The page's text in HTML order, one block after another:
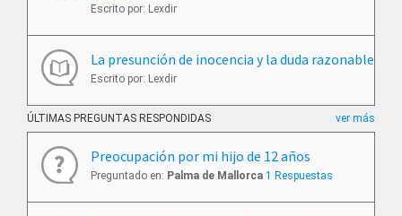
Escrito por: Lexdir
La presunción de inocencia y la duda razonable
Escrito por: Lexdir
ÚLTIMAS PREGUNTAS RESPONDIDAS ver más
Preocupación por mi hijo de 12 años
Preguntado en: Palma de Mallorca 1 Respuestas